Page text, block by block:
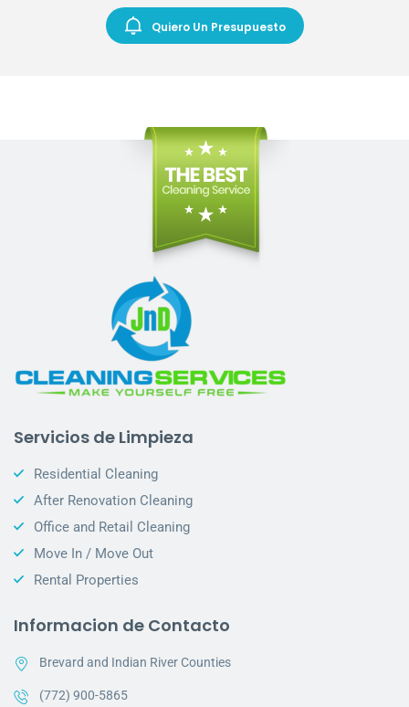
Quiero Un Presupuesto
Servicios de Limpieza
Residential Cleaning
After Renovation Cleaning
Office and Retail Cleaning
Move In / Move Out
Rental Properties
Informacion de Contacto
Brevard and Indian River Counties
(772) 900-5865